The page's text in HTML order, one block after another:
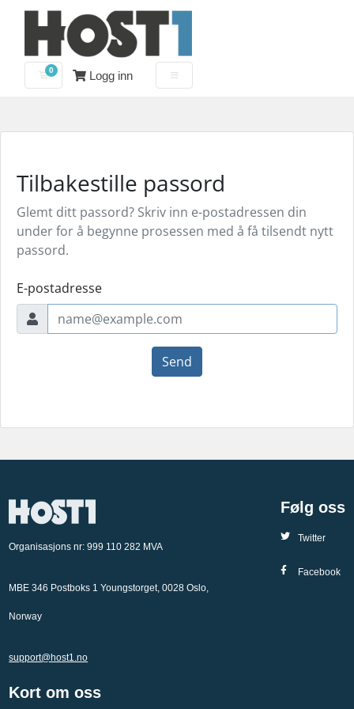
0
HandlevognLogg inn
Tilbakestille passord
Glemt ditt passord? Skriv inn e-postadressen din
under for å begynne prosessen med å få tilsendt nytt
passord.
E-postadresse
Send
Organisasjons nr: 999 110 282 MVA
MBE 346 Postboks 1 Youngstorget, 0028 Oslo,
Norway
support@host1.no
Følg oss
Twitter
Facebook
Kort om oss